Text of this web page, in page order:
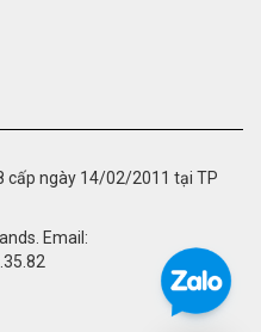
cấp ngày 14/02/2011 tại TP
Email: